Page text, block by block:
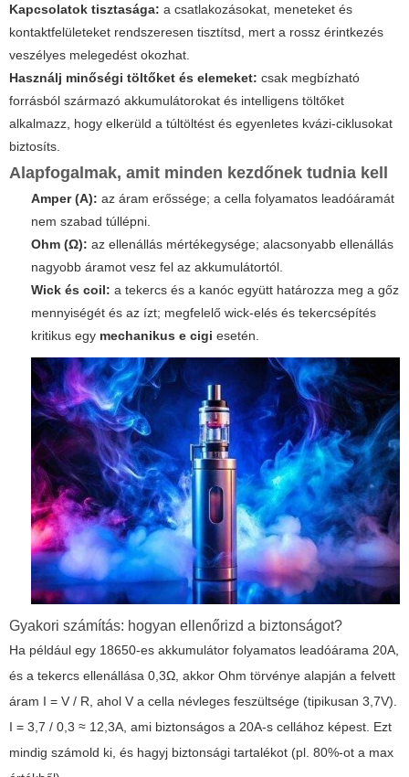
Kapcsolatok tisztasága: a csatlakozásokat, meneteket és
kontaktfelületeket rendszeresen tisztítsd, mert a rossz érintkezés
veszélyes melegedést okozhat.
Használj minőségi töltőket és elemeket: csak megbízható
forrásból származó akkumulátorokat és intelligens töltőket
alkalmazz, hogy elkerüld a túltöltést és egyenletes kvázi-ciklusokat
biztosíts.
Alapfogalmak, amit minden kezdőnek tudnia kell
Amper (A): az áram erőssége; a cella folyamatos leadóáramát
nem szabad túllépni.
Ohm (Ω): az ellenállás mértékegysége; alacsonyabb ellenállás
nagyobb áramot vesz fel az akkumulátortól.
Wick és coil: a tekercs és a kanóc együtt határozza meg a gőz
mennyiségét és az ízt; megfelelő wick-elés és tekercsépítés
kritikus egy mechanikus e cigi esetén.
Gyakori számítás: hogyan ellenőrizd a biztonságot?
Ha például egy 18650-es akkumulátor folyamatos leadóárama 20A,
és a tekercs ellenállása 0,3Ω, akkor Ohm törvénye alapján a felvett
áram I = V / R, ahol V a cella névleges feszültsége (tipikusan 3,7V).
I = 3,7 / 0,3 ≈ 12,3A, ami biztonságos a 20A-s cellához képest. Ezt
mindig számold ki, és hagyj biztonsági tartalékot (pl. 80%-ot a max